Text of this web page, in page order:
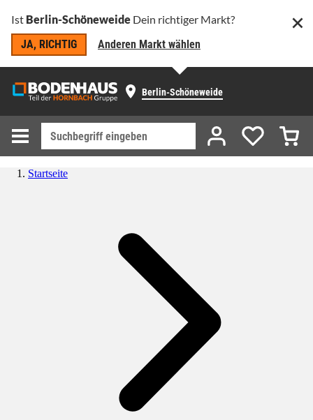
Ist Berlin-Schöneweide Dein richtiger Markt?
JA, RICHTIG
Anderen Markt wählen
Berlin-Schöneweide
Startseite